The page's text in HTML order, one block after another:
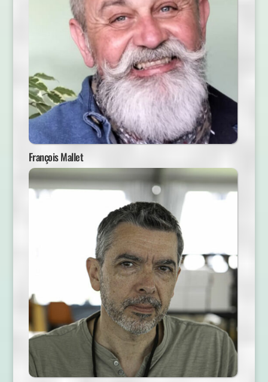
François Mallet